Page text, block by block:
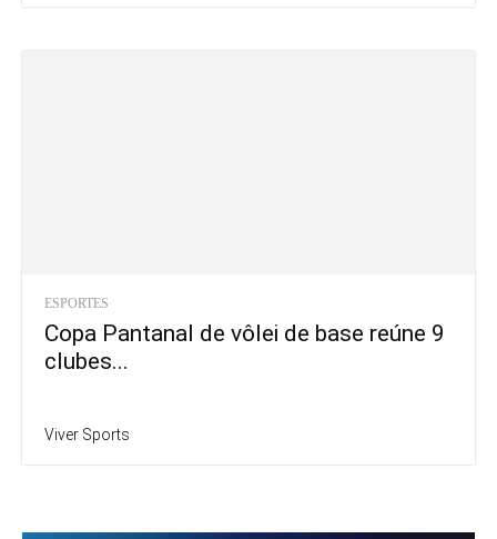
ESPORTES
Copa Pantanal de vôlei de base reúne 9
clubes...
Viver Sports